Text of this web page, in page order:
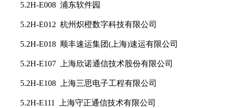
5.2H-E008 浦东软件园
5.2H-E012 杭州炽橙数字科技有限公司
5.2H-E018 顺丰速运集团(上海)速运有限公司
5.2H-E107 上海欣诺通信技术股份有限公司
5.2H-E108 上海三思电子工程有限公司
5.2H-E111 上海守正通信技术有限公司